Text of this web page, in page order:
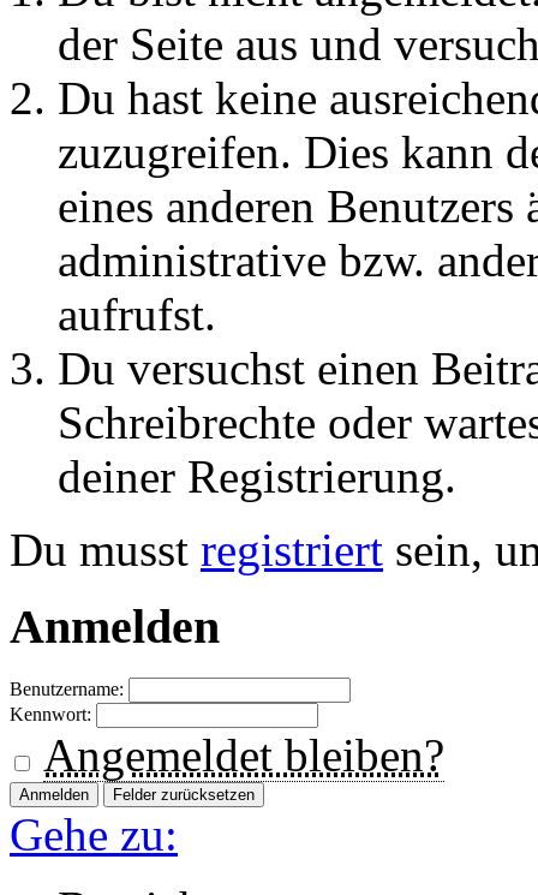
der Seite aus und
Du hast keine
zuzugreifen. Dies kann
eines anderen Benutzers
administrative bzw.
aufrufst.
Du versuchst einen
Schreibrechte oder
deiner Registrierung.
Du musst registriert sein,
Anmelden
Benutzername:
Kennwort:
Angemeldet bleiben?
Gehe zu: